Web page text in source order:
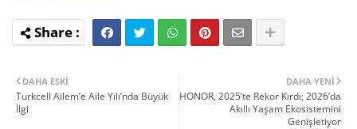
DAHA YENI
HONOR, 2025’te Rekor Kırdı; 2026’da
Akıllı Yaşam Ekosistemini
Genişletiyor
DAHA ESKI
Turkcell Ailem’e Aile Yılı’nda Büyük
İlgi